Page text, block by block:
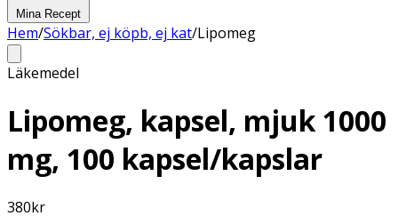
Mina Recept
Hem/Sökbar, ej köpb, ej kat/Lipomeg
Läkemedel
Lipomeg, kapsel, mjuk 1000
mg, 100 kapsel/kapslar
380kr